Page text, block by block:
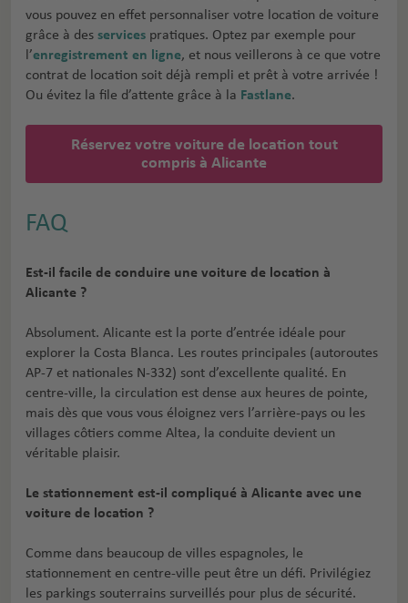
vous pouvez en effet personnaliser votre location de voiture
grâce à des services pratiques. Optez par exemple pour
l’enregistrement en ligne, et nous veillerons à ce que votre
contrat de location soit déjà rempli et prêt à votre arrivée !
Ou évitez la file d’attente grâce à la Fastlane.
Réservez votre voiture de location tout
compris à Alicante
FAQ
Est-il facile de conduire une voiture de location à
Alicante ?
Absolument. Alicante est la porte d’entrée idéale pour
explorer la Costa Blanca. Les routes principales (autoroutes
AP-7 et nationales N-332) sont d’excellente qualité. En
centre-ville, la circulation est dense aux heures de pointe,
mais dès que vous vous éloignez vers l’arrière-pays ou les
villages côtiers comme Altea, la conduite devient un
véritable plaisir.
Le stationnement est-il compliqué à Alicante avec une
voiture de location ?
Comme dans beaucoup de villes espagnoles, le
stationnement en centre-ville peut être un défi. Privilégiez
les parkings souterrains surveillés pour plus de sécurité.